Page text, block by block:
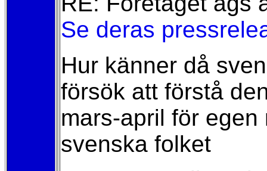
Se deras
Hur känner då
försök att förstå
mars-april för
svenska folket